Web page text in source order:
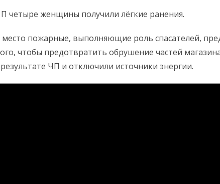
четыре женщины получили лёгкие ранения.
пожарные, выполняющие роль спасателей,
чтобы предотвратить обрушение частей
ЧП и отключили источники энергии.